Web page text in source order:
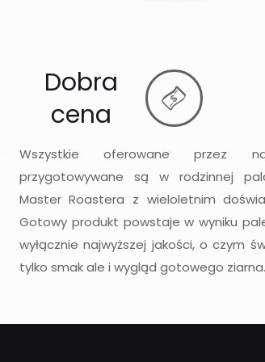
Dobra
cena
Wszystkie oferowane przez
przygotowywane są w rodzinnej
Master Roastera z wieloletnim
Gotowy produkt powstaje w wyniku
wyłącznie najwyższej jakości, o czym
tylko smak ale i wygląd gotowego ziarna.